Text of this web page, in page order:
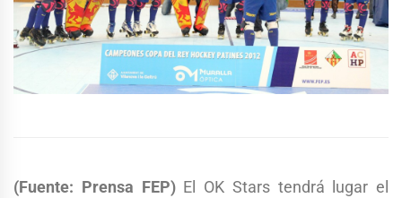
(Fuente: Prensa FEP)El OK Stars tendrá lugar el